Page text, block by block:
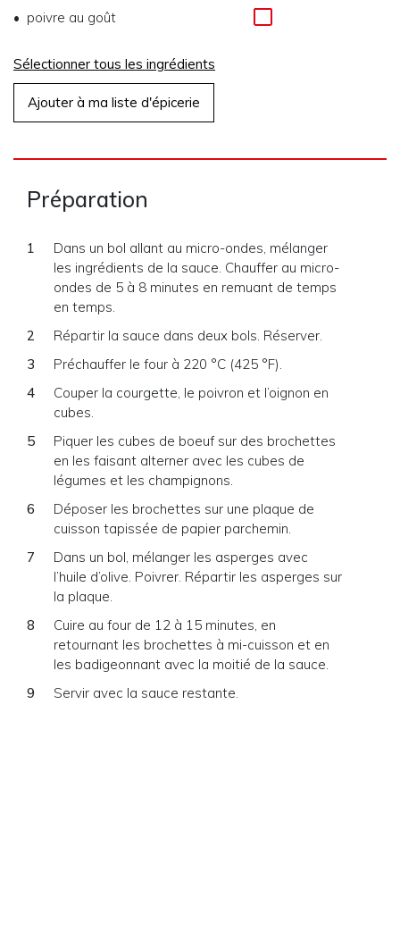
poivre au goût
Sélectionner tous les ingrédients
Ajouter à ma liste d'épicerie
Préparation
Dans un bol allant au micro-ondes, mélanger
les ingrédients de la sauce. Chauffer au micro-
ondes de 5 à 8 minutes en remuant de temps
en temps.
Répartir la sauce dans deux bols. Réserver.
Préchauffer le four à 220 °C (425 °F).
Couper la courgette, le poivron et l’oignon en
cubes.
Piquer les cubes de boeuf sur des brochettes
en les faisant alterner avec les cubes de
légumes et les champignons.
Déposer les brochettes sur une plaque de
cuisson tapissée de papier parchemin.
Dans un bol, mélanger les asperges avec
l’huile d’olive. Poivrer. Répartir les asperges sur
la plaque.
Cuire au four de 12 à 15 minutes, en
retournant les brochettes à mi-cuisson et en
les badigeonnant avec la moitié de la sauce.
Servir avec la sauce restante.